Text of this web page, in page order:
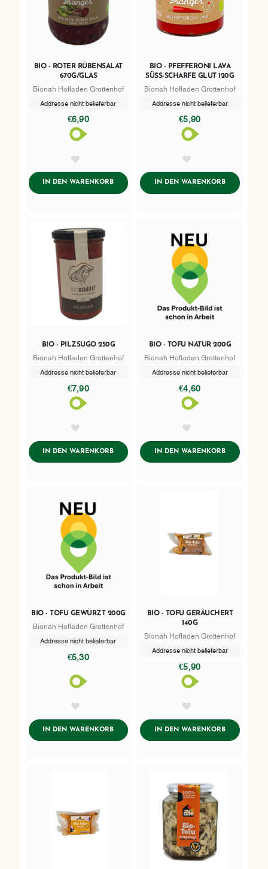
BIO - ROTER RÜBENSALAT
670G/GLAS
Bionah Hofladen Grottenhof
Addresse nicht belieferbar
€6,90
IN DEN WARENKORBADDTOCART
BIO - PFEFFERONI LAVA
SÜSS-SCHARFE GLUT 120G
Bionah Hofladen Grottenhof
Addresse nicht belieferbar
€5,90
IN DEN WARENKORBADDTOCART
BIO - PILZSUGO 250G
Bionah Hofladen Grottenhof
Addresse nicht belieferbar
€7,90
IN DEN WARENKORBADDTOCART
BIO - TOFU NATUR 200G
Bionah Hofladen Grottenhof
Addresse nicht belieferbar
€4,60
IN DEN WARENKORBADDTOCART
BIO - TOFU GEWÜRZT 200G
Bionah Hofladen Grottenhof
Addresse nicht belieferbar
€5,30
IN DEN WARENKORBADDTOCART
BIO - TOFU GERÄUCHERT
140G
Bionah Hofladen Grottenhof
Addresse nicht belieferbar
€5,90
IN DEN WARENKORBADDTOCART